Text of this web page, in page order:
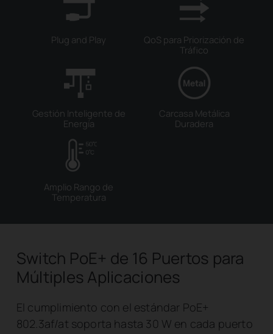
Plug and Play QoS para Priorización de
Tráfico
Gestión Inteligente de
Energía
Carcasa Metálica
Duradera
Amplio Rango de
Temperatura
Switch PoE+ de 16 Puertos para
Múltiples Aplicaciones
El cumplimiento con el estándar PoE+
802.3af/at soporta hasta 30 W en cada puerto